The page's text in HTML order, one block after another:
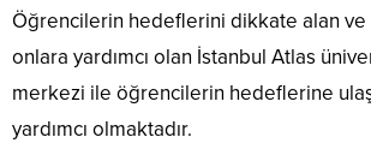
Öğrencilerin hedeflerini dikkate alan ve
onlara yardımcı olan İstanbul Atlas
merkezi ile öğrencilerin hedeflerine
yardımcı olmaktadır.